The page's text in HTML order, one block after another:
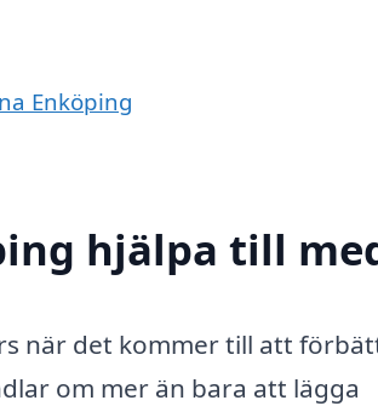
Enköping
hjälpa till
när det kommer till att
om mer än bara att lägga